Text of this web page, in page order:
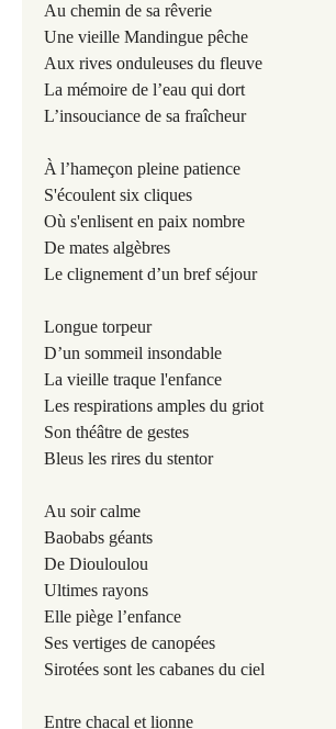
Au chemin de sa rêverie
Une vieille Mandingue pêche
Aux rives onduleuses du fleuve
La mémoire de l’eau qui dort
L’insouciance de sa fraîcheur
À l’hameçon pleine patience
S'écoulent six cliques
Où s'enlisent en paix nombre
De mates algèbres
Le clignement d’un bref séjour
Longue torpeur
D’un sommeil insondable
La vieille traque l'enfance
Les respirations amples du griot
Son théâtre de gestes
Bleus les rires du stentor
Au soir calme
Baobabs géants
De Diouloulou
Ultimes rayons
Elle piège l’enfance
Ses vertiges de canopées
Sirotées sont les cabanes du ciel
Entre chacal et lionne